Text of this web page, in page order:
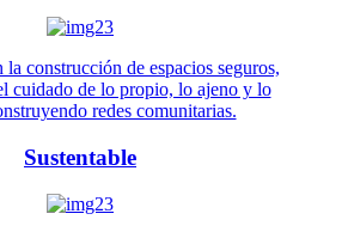
la construcción de espacios seguros,
cuidado de lo propio, lo ajeno y lo
redes comunitarias.
Sustentable